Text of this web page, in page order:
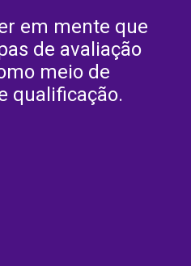
em mente que
de avaliação
meio de
qualificação.